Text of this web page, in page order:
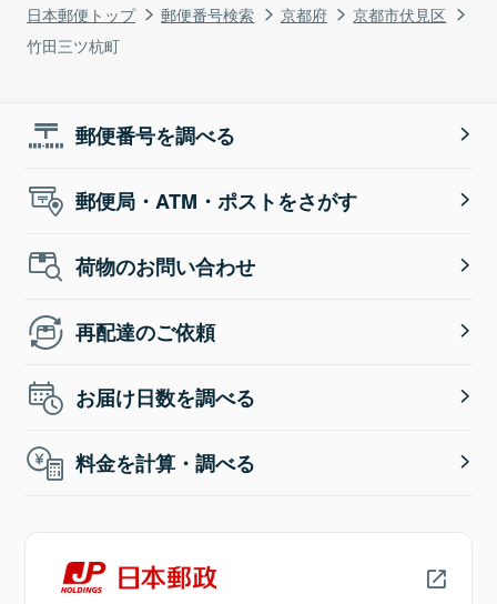
日本郵便トップ 郵便番号検索 京都府
京都市伏見区
竹田三ツ杭町
郵便番号を調べる
郵便局・ATM・ポストをさがす
荷物のお問い合わせ
再配達のご依頼
お届け日数を調べる
料金を計算・調べる